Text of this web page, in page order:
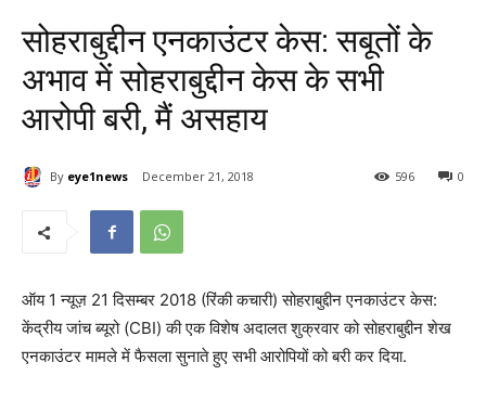
सोहराबुद्दीन एनकाउंटर केस: सबूतों के
अभाव में सोहराबुद्दीन केस के सभी
आरोपी बरी, मैं असहाय
By eye1news December 21, 2018 0
596
ऑय 1 न्यूज़ 21 दिसम्बर 2018 (रिंकी कचारी) सोहराबुद्दीन एनकाउंटर केस:
केंद्रीय जांच ब्यूरो (CBI) की एक विशेष अदालत शुक्रवार को सोहराबुद्दीन शेख
एनकाउंटर मामले में फैसला सुनाते हुए सभी आरोपियों को बरी कर दिया.